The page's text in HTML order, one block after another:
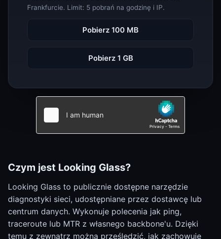
Frankfurcie. Limit: 5 pobrań na godzinę i IP.
Pobierz 100 MB
Pobierz 1 GB
Czym jest Looking Glass?
Looking Glass to publicznie dostępne narzędzie
diagnostyki sieci, udostępniane przez dostawcę lub
centrum danych. Wykonuje polecenia jak ping,
traceroute lub MTR z własnego backbone'u. Dzięki
temu z zewnątrz można prześledzić, jak zachowuje